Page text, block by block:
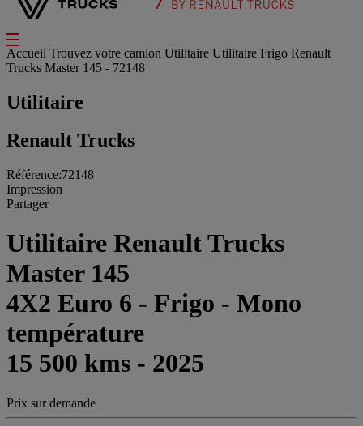
Accueil Trouvez votre camion Utilitaire Utilitaire Frigo Renault
Trucks Master 145 - 72148
Utilitaire
Renault Trucks
Référence:72148
Impression
Partager
Utilitaire Renault Trucks
Master 145
4X2 Euro 6 - Frigo - Mono
température
15 500 kms - 2025
Prix sur demande